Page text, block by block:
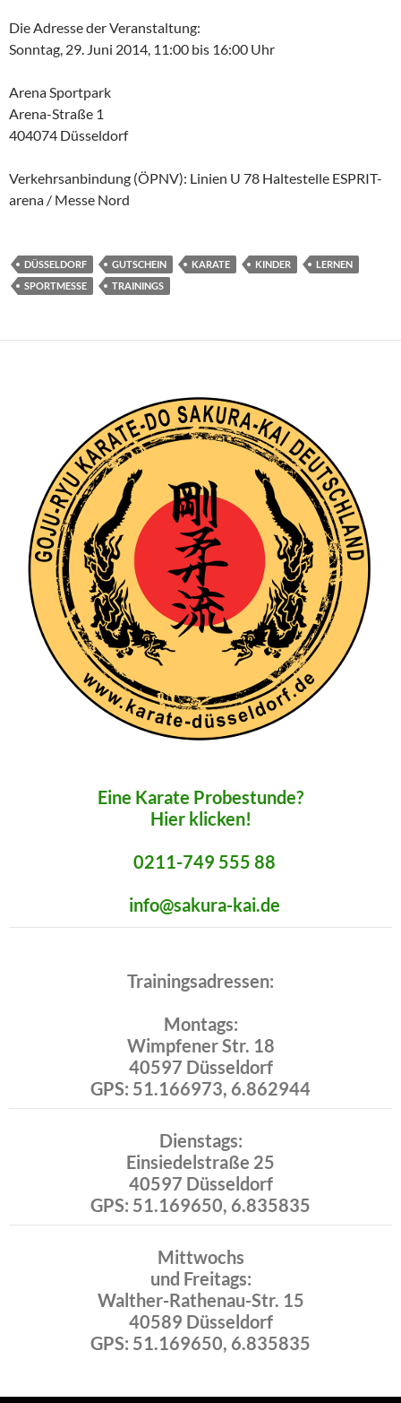
Die Adresse der Veranstaltung:
Sonntag, 29. Juni 2014, 11:00 bis 16:00 Uhr
Arena Sportpark
Arena-Straße 1
404074 Düsseldorf
Verkehrsanbindung (ÖPNV): Linien U 78 Haltestelle ESPRIT-
arena / Messe Nord
DÜSSELDORF GUTSCHEIN KARATE KINDER
LERNEN
SPORTMESSE
TRAININGS
Eine Karate Probestunde?
Hier klicken!
0211-749 555 88
info@sakura-kai.de
Trainingsadressen:
Montags:
Wimpfener Str. 18
40597 Düsseldorf
GPS: 51.166973, 6.862944
Dienstags:
Einsiedelstraße 25
40597 Düsseldorf
GPS: 51.169650, 6.835835
Mittwochs
und Freitags:
Walther-Rathenau-Str. 15
40589 Düsseldorf
GPS: 51.169650, 6.835835